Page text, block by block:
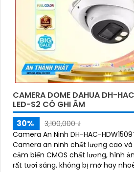
CAMERA DOME DAHUA DH-
LED-S2 CÓ GHI ÂM
30%
3,100,000 ₫
Camera An Ninh DH-HAC-
Camera an ninh chất lượng cao và
cảm biến CMOS chất lượng, hình
rất tươi sáng, không bị mờ hay